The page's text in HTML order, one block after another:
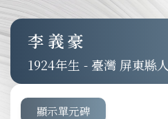
李義豪
1924 - 臺灣 屏東縣人
顯示單元碑